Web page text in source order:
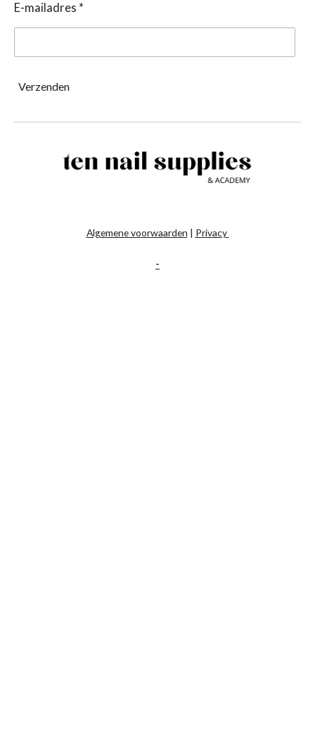
E-mailadres *
Verzenden
Algemene voorwaarden | Privacy
-